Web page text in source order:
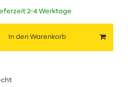
2-4 Werktage
In den Warenkorb